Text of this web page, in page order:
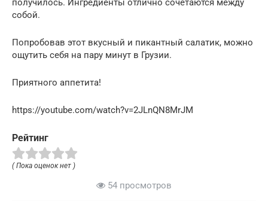
собой.
Попробовав этот вкусный и пикантный салатик, можно
ощутить себя на пару минут в Грузии.
Приятного аппетита!
https://youtube.com/watch?v=2JLnQN8MrJM
Рейтинг
( Пока оценок нет )
54 просмотров